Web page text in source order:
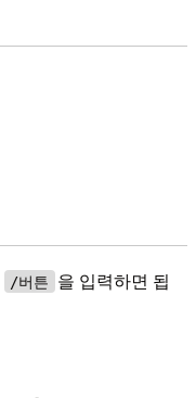
/버튼
을 입력하면 됩